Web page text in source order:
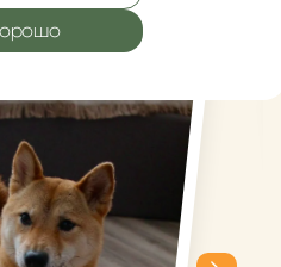
стирать,
с роботом
и Никой))